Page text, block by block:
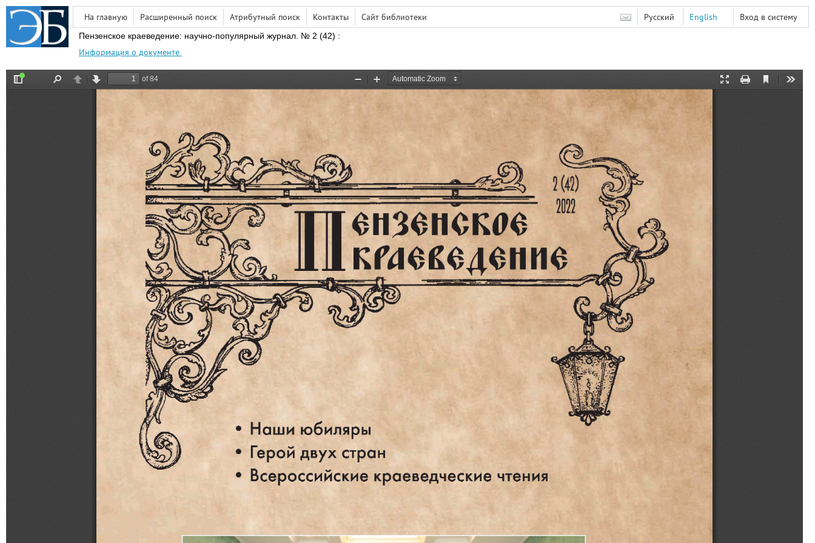
На главную Расширенный поиск Атрибутный поиск Контакты Сайт библиотеки Вход в систему
Русский English
Пензенское краеведение: научно-популярный журнал. № 2 (42) :
Информация о документе